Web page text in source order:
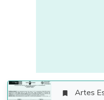
 Artes